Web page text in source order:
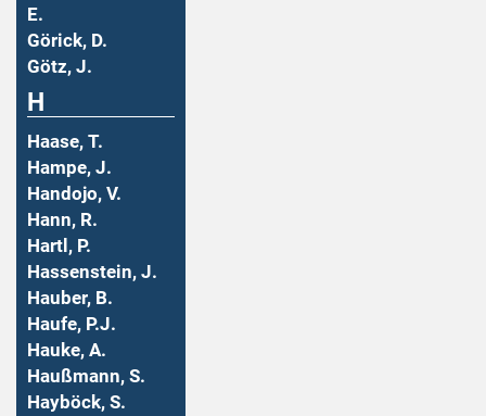
E.
Görick, D.
Götz, J.
H
Haase, T.
Hampe, J.
Handojo, V.
Hann, R.
Hartl, P.
Hassenstein, J.
Hauber, B.
Haufe, P.J.
Hauke, A.
Haußmann, S.
Hayböck, S.